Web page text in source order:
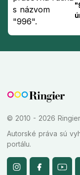
© 2010 - 2026
Autorské práva sú
portálu.